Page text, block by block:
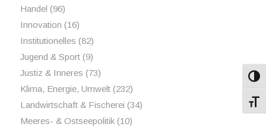
Handel (96)
Innovation (16)
Institutionelles (82)
Jugend & Sport(9)
Justiz & Inneres (73)
Klima, Energie, Umwelt(232)
Landwirtschaft & Fischerei (34)
Meeres- & Ostseepolitik(10)